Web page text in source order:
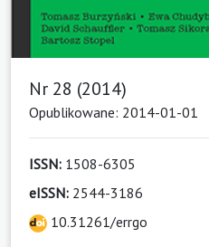
Nr 28 (2014)
Opublikowane: 2014-01-01
ISSN: 1508-6305
eISSN: 2544-3186
10.31261/errgo